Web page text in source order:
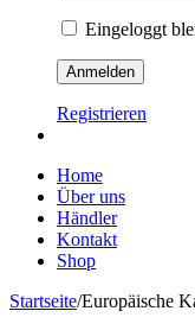
Eingeloggt
Registrieren
Home
Über uns
Händler
Kontakt
Shop
Startseite/Europäische